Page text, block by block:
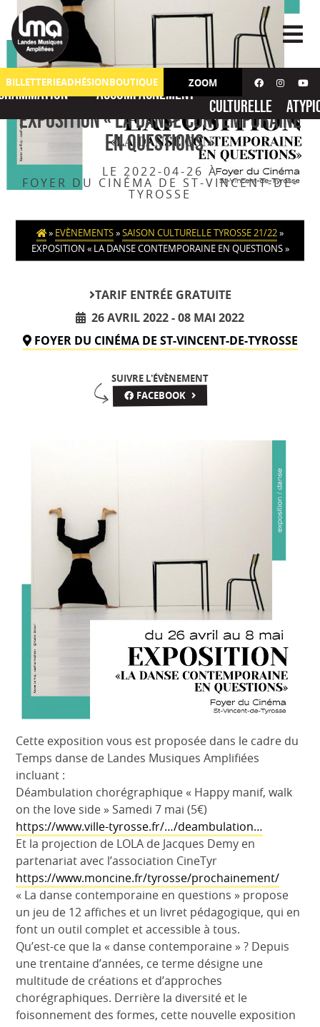
content
BILLETTERIEADHÉSIONBOUTIQUE ZOOM
Accompagnement
Action
culturelle
Exposition « La danse contemporaine
en questions »
LE 2022-04-26 À
FOYER DU CINÉMA DE ST-VINCENT-DE-
TYROSSE
» EVÈNEMENTS»SAISON CULTURELLE TYROSSE 21/22»
EXPOSITION « LA DANSE CONTEMPORAINE EN QUESTIONS »
TARIF ENTRÉE GRATUITE
26 AVRIL 2022-08 MAI 2022
FOYER DU CINÉMA DE ST-VINCENT-DE-TYROSSE
SUIVRE L'ÉVÈNEMENT
FACEBOOK
Cette exposition vous est proposée dans le cadre du
Temps danse de Landes Musiques Amplifiées
incluant :
Déambulation chorégraphique « Happy manif, walk
on the love side » Samedi 7 mai (5€)
https://www.ville-tyrosse.fr/…/deambulation…
Et la projection de LOLA de Jacques Demy en
partenariat avec l’association CineTyr
https://www.moncine.fr/tyrosse/prochainement/
« La danse contemporaine en questions » propose
un jeu de 12 affiches et un livret pédagogique, qui en
font un outil complet et accessible à tous.
Qu’est-ce que la « danse contemporaine » ? Depuis
une trentaine d’années, ce terme désigne une
multitude de créations et d’approches
chorégraphiques. Derrière la diversité et le
foisonnement des formes, cette nouvelle exposition